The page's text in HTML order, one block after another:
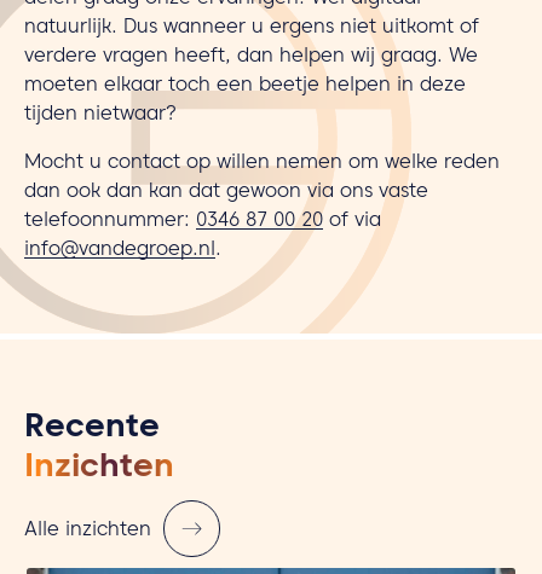
natuurlijk. Dus wanneer u ergens niet uitkomt of
verdere vragen heeft, dan helpen wij graag. We
moeten elkaar toch een beetje helpen in deze
tijden nietwaar?
Mocht u contact op willen nemen om welke reden
dan ook dan kan dat gewoon via ons vaste
telefoonnummer: 0346 87 00 20 of via
info@vandegroep.nl .
Recente
Inzichten
Alle inzichten